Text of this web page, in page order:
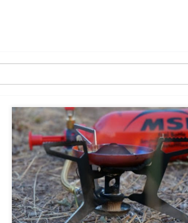
Der MSR WhisperLite universal ist ein
Hybridbrennstoffkocher für fast jeden Brennstoff.